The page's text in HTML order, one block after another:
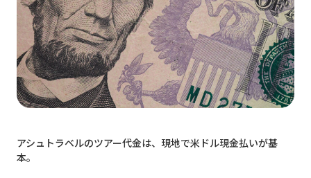
アシュトラベルのツアー代金は、現地で米ドル現金払いが基
本。